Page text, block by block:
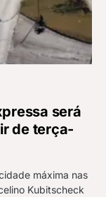
será
de terça-
máxima nas
Kubitscheck